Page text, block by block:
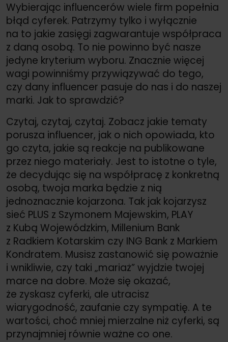
Wybierając influencerów wiele firm popełnia
błąd cyferek. Patrzymy tylko i wyłącznie
na to jakie zasięgi zagwarantuje współpraca
z daną osobą. To nie powinno być nasze
jedyne kryterium wyboru. Znacznie więcej
wagi powinniśmy przywiązywać do tego,
czy dany influencer pasuje do nas i do naszej
marki. Jak to sprawdzić?
Czytaj, czytaj, czytaj. Zobacz jakie tematy
porusza influencer, jak o nich opowiada, kto
go czyta, jakie są reakcje na publikowane
przez niego materiały. Jest to istotne o tyle,
że decydując się na współpracę z konkretną
osobą, twoja marka będzie z nią
jednoznacznie kojarzona. Tak jak kojarzysz
sieć PLUS z Szymonem Majewskim, PLAY
z Kubą Wojewódzkim, Millenium Bank
z Radkiem Kotarskim czy ING Bank z Markiem
Kondratem. Musisz zastanowić się poważnie
i wnikliwie, czy taki „mariaż” wyjdzie twojej
marce na dobre. Może się okazać,
że zyskasz cyferki, ale utracisz
wiarygodność, zaufanie czy sympatię. A te
wartości, choć mniej mierzalne niż cyferki, są
przynajmniej równie ważne co one.